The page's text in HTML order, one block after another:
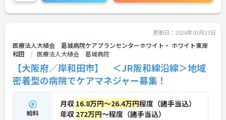
更新日：2026年03月23日
医療法人大植会 葛城病院ケアプランセンターホワイト・ ホワイト東岸
和田
医療法人大植会 葛城病院
【大阪府／岸和田市】 ＜JR阪和線沿線＞地域
密着型の病院でケアマネジャー募集！
給料
月収 16.8万円～26.4万円程度（諸手当込）
年収 272万円～程度（諸手当込）